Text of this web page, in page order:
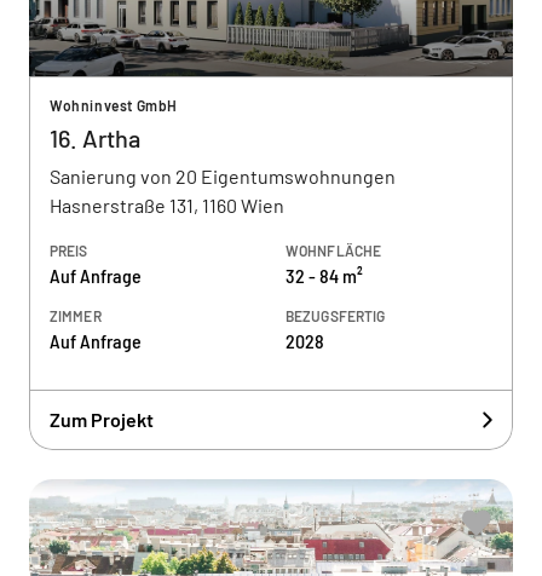
Wohninvest GmbH
16. Artha
Sanierung von 20 Eigentumswohnungen
Hasnerstraße 131, 1160 Wien
PREIS
Auf Anfrage
WOHNFLÄCHE
32 - 84 m²
ZIMMER
Auf Anfrage
BEZUGSFERTIG
2028
Zum Projekt